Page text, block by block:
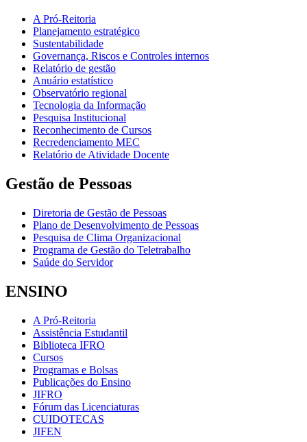
A Pró-Reitoria
Planejamento estratégico
Sustentabilidade
Governança, Riscos e Controles internos
Relatório de gestão
Anuário estatístico
Observatório regional
Tecnologia da Informação
Pesquisa Institucional
Reconhecimento de Cursos
Recredenciamento MEC
Relatório de Atividade Docente
Gestão de Pessoas
Diretoria de Gestão de Pessoas
Plano de Desenvolvimento de Pessoas
Pesquisa de Clima Organizacional
Programa de Gestão do Teletrabalho
Saúde do Servidor
ENSINO
A Pró-Reitoria
Assistência Estudantil
Biblioteca IFRO
Cursos
Programas e Bolsas
Publicações do Ensino
JIFRO
Fórum das Licenciaturas
CUIDOTECAS
JIFEN